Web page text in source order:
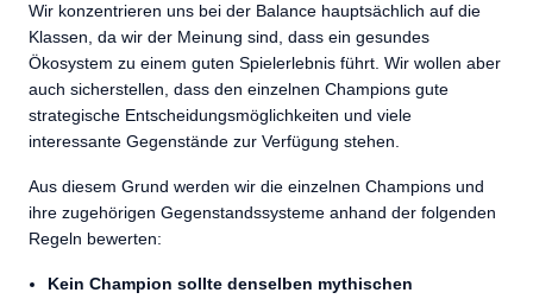
Wir konzentrieren uns bei der Balance hauptsächlich auf die
Klassen, da wir der Meinung sind, dass ein gesundes
Ökosystem zu einem guten Spielerlebnis führt. Wir wollen aber
auch sicherstellen, dass den einzelnen Champions gute
strategische Entscheidungsmöglichkeiten und viele
interessante Gegenstände zur Verfügung stehen.
Aus diesem Grund werden wir die einzelnen Champions und
ihre zugehörigen Gegenstandssysteme anhand der folgenden
Regeln bewerten:
Kein Champion sollte denselben mythischen